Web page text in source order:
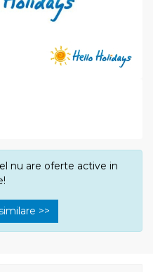
nu are oferte active in
>>